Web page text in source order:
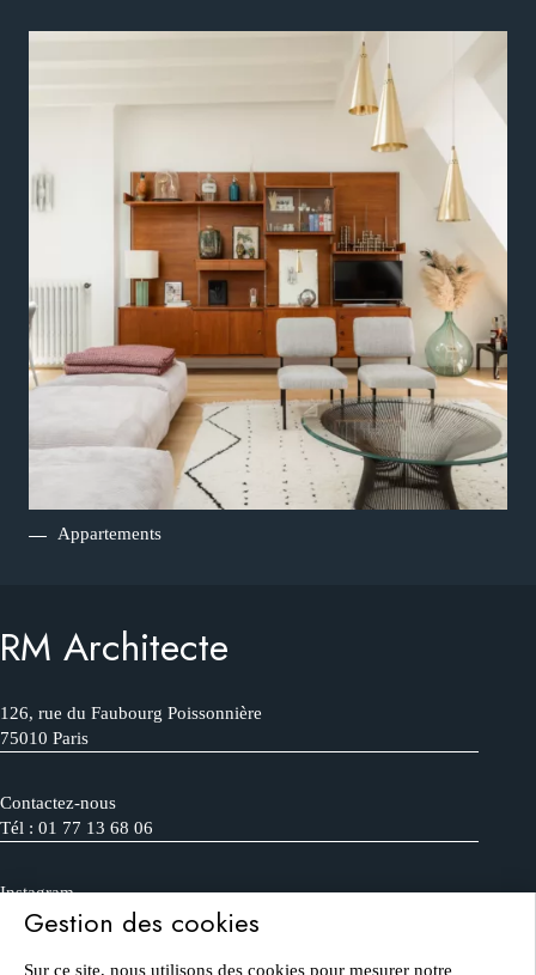
Appartements
RM Architecte
126, rue du Faubourg Poissonnière
75010 Paris
Contactez-nous
Tél : 01 77 13 68 06
Instagram
FAQGestion des cookies
Sur ce site, nous utilisons des cookies pour mesurer notre